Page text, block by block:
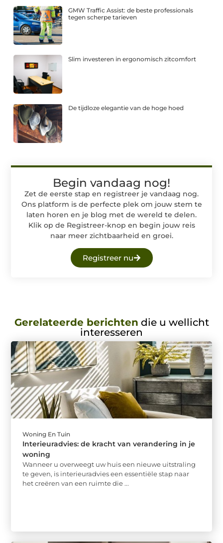
GMW Traffic Assist: de beste professionals
tegen scherpe tarieven
Slim investeren in ergonomisch zitcomfort
De tijdloze elegantie van de hoge hoed
Begin vandaag nog!
Zet de eerste stap en registreer je vandaag nog.
Ons platform is de perfecte plek om jouw stem te
laten horen en je blog met de wereld te delen.
Klik op de Registreer-knop en begin jouw reis
naar meer zichtbaarheid en groei.
Registreer nu
Gerelateerde berichten die u wellicht
interesseren
Woning En Tuin
Interieuradvies: de kracht van verandering in je
woning
Wanneer u overweegt uw huis een nieuwe uitstraling
te geven, is interieuradvies een essentiële stap naar
het creëren van een ruimte die ...